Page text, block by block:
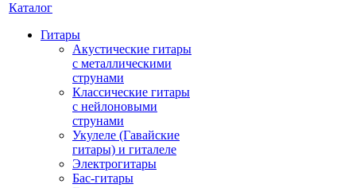
Каталог
Гитары
Акустические гитары
с металлическими
струнами
Классические гитары
с нейлоновыми
струнами
Укулеле (Гавайские
гитары) и гиталеле
Электрогитары
Бас-гитары